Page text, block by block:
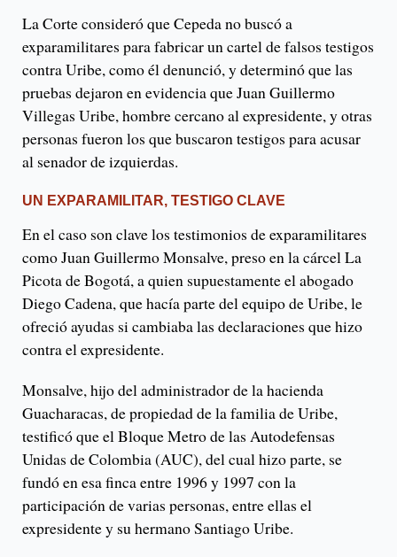
La Corte consideró que Cepeda no buscó a
exparamilitares para fabricar un cartel de falsos testigos
contra Uribe, como él denunció, y determinó que las
pruebas dejaron en evidencia que Juan Guillermo
Villegas Uribe, hombre cercano al expresidente, y otras
personas fueron los que buscaron testigos para acusar
al senador de izquierdas.
UN EXPARAMILITAR, TESTIGO CLAVE
En el caso son clave los testimonios de exparamilitares
como Juan Guillermo Monsalve, preso en la cárcel La
Picota de Bogotá, a quien supuestamente el abogado
Diego Cadena, que hacía parte del equipo de Uribe, le
ofreció ayudas si cambiaba las declaraciones que hizo
contra el expresidente.
Monsalve, hijo del administrador de la hacienda
Guacharacas, de propiedad de la familia de Uribe,
testificó que el Bloque Metro de las Autodefensas
Unidas de Colombia (AUC), del cual hizo parte, se
fundó en esa finca entre 1996 y 1997 con la
participación de varias personas, entre ellas el
expresidente y su hermano Santiago Uribe.